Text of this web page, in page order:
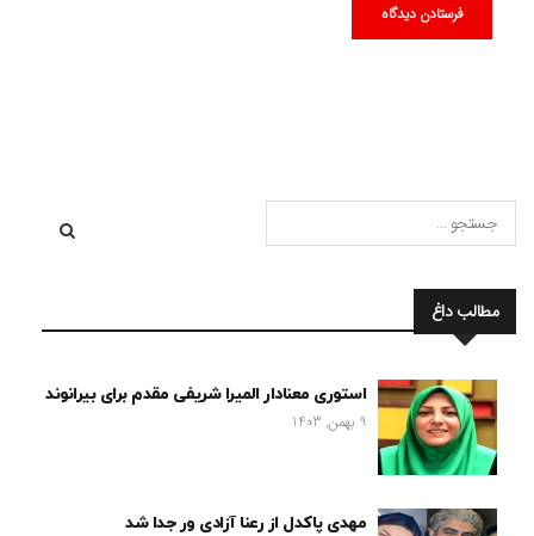
مطالب داغ
استوری معنادار المیرا شریفی مقدم برای بیرانوند
9 بهمن, 1403
مهدی پاکدل از رعنا آزادی ور جدا شد